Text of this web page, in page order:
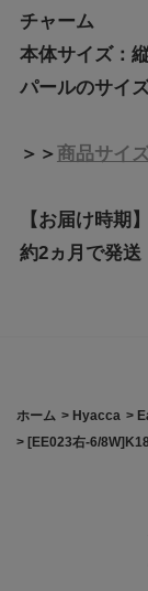
チャーム
本体サイズ：
パールのサイ
＞＞商品サイ
【お届け時期】
約2ヵ月で発送
ホーム > Hyacca >
> [EE023右-6/